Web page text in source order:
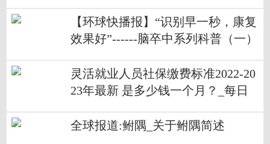
【环球快播报】“识别早一秒，康复
效果好”------脑卒中系列科普（一）
灵活就业人员社保缴费标准2022-20
23年最新 是多少钱一个月？_每日
全球报道:鲋隅_关于鲋隅简述